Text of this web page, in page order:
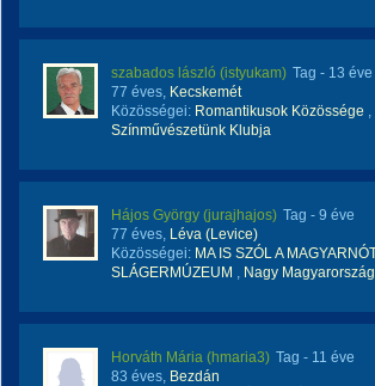
szabados lászló (istyukam) Tag - 13 éve
77 éves, Kecskemét
Közösségei: Romantikusok Közössége ,
Színművészetünk Klubja
Hájos György (jurajhajos) Tag - 9 éve
77 éves, Léva (Levice)
Közösségei: MA IS SZÓL A
SLÁGERMÚZEUM , Nagy
Horváth Mária (hmaria3) Tag - 11 éve
83 éves, Bezdán